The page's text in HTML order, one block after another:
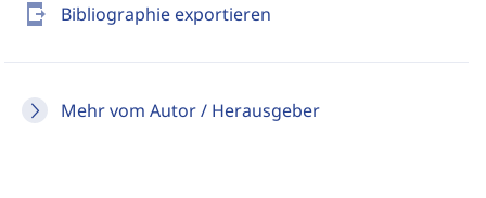
send_to_mobile Bibliographie exportieren
Mehr vom Autor / Herausgeber